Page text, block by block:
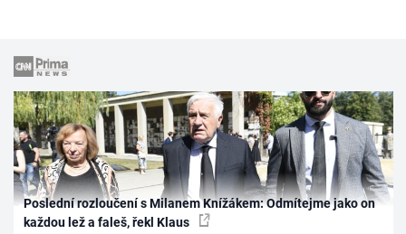
Poslední rozloučení s Milanem Knížákem: Odmítejme jako on
každou lež a faleš, řekl Klaus